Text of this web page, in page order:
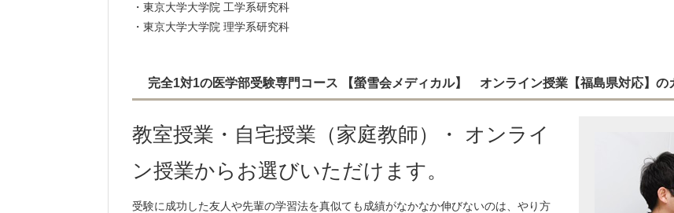
・東京大学大学院 工学系研究科
・東京大学大学院 理学系研究科
完全1対1の医学部受験専門コース 【螢雪会メディカル】 オンライン授業【福島県対応】の
教室授業・自宅授業（家庭教師）・ オンライ
ン授業からお選びいただけます。
受験に成功した友人や先輩の学習法を真似ても成績がなかなか伸びないのは、やり方